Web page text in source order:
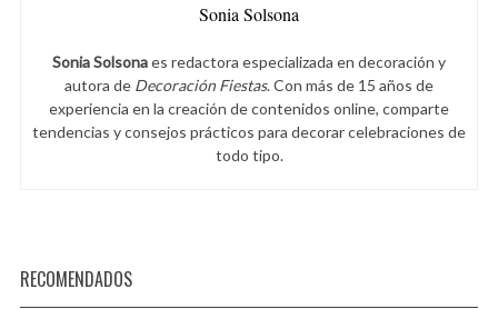
Sonia Solsona
Sonia Solsonaes redactora especializada en decoración y
autora de Decoración Fiestas. Con más de 15 años de
experiencia en la creación de contenidos online, comparte
tendencias y consejos prácticos para decorar celebraciones de
todo tipo.
RECOMENDADOS